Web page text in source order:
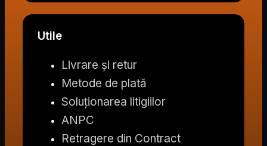
Utile
Livrare și retur
Metode de plată
Soluționarea litigiilor
ANPC
Retragere din Contract